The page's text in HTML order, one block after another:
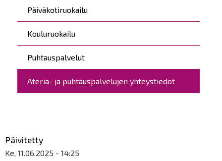
Päiväkotiruokailu
Kouluruokailu
Puhtauspalvelut
Ateria- ja puhtauspalvelujen yhteystiedot
Päivitetty
Ke, 11.06.2025 - 14:25